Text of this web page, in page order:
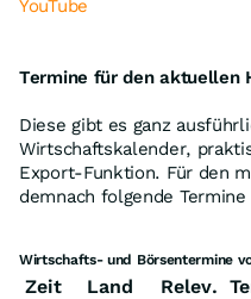
YouTube
Termine für den aktuellen
Diese gibt es ganz
Wirtschaftskalender,
Export-Funktion. Für den
demnach folgende Termine
Wirtschafts- und Börsentermine
Zeit Land Relev.